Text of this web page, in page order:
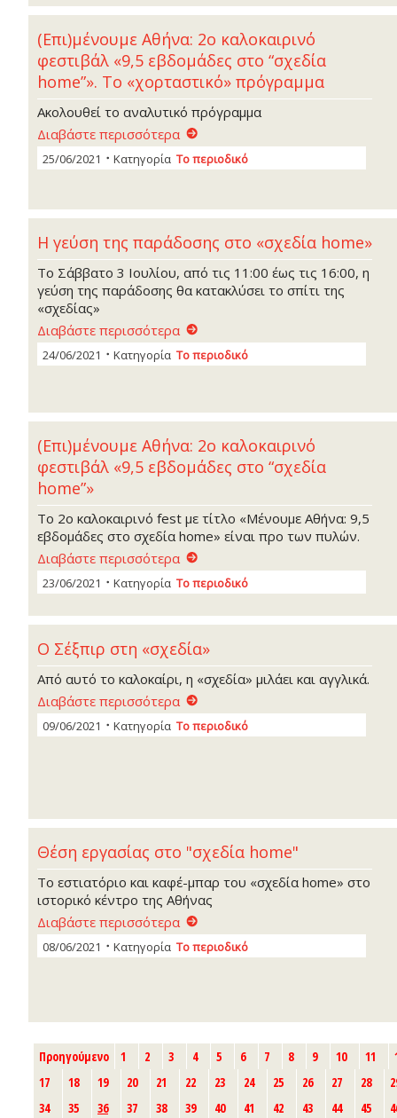
(Επι)μένουμε Αθήνα: 2ο καλοκαιρινό
φεστιβάλ «9,5 εβδομάδες στο “σχεδία
home”». Το «χορταστικό» πρόγραμμα
Ακολουθεί το αναλυτικό πρόγραμμα
Διαβάστε περισσότερα
25/06/2021 Κατηγορία Το περιοδικό
Η γεύση της παράδοσης στο «σχεδία home»
Το Σάββατο 3 Ιουλίου, από τις 11:00 έως τις 16:00, η
γεύση της παράδοσης θα κατακλύσει το σπίτι της
«σχεδίας»
Διαβάστε περισσότερα
24/06/2021 Κατηγορία Το περιοδικό
(Επι)μένουμε Αθήνα: 2ο καλοκαιρινό
φεστιβάλ «9,5 εβδομάδες στο “σχεδία
home”»
Το 2ο καλοκαιρινό fest με τίτλο «Μένουμε Αθήνα: 9,5
εβδομάδες στο σχεδία home» είναι προ των πυλών.
Διαβάστε περισσότερα
23/06/2021 Κατηγορία Το περιοδικό
Ο Σέξπιρ στη «σχεδία»
Από αυτό το καλοκαίρι, η «σχεδία» μιλάει και αγγλικά.
Διαβάστε περισσότερα
09/06/2021 Κατηγορία Το περιοδικό
Θέση εργασίας στο "σχεδία home"
Tο εστιατόριο και καφέ-μπαρ του «σχεδία home» στο
ιστορικό κέντρο της Αθήνας
Διαβάστε περισσότερα
08/06/2021 Κατηγορία Το περιοδικό
Προηγούμενο 1 2 3 4 5 6 7 8 9 10 11
17
18 19 20 21 22 23 24 25 26 27 28
34
35 36 37 38 39 40 41 42 43 44 45